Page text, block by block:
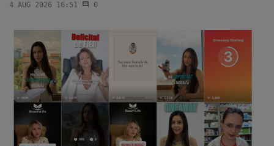
4 AUG 2026 16:51 0